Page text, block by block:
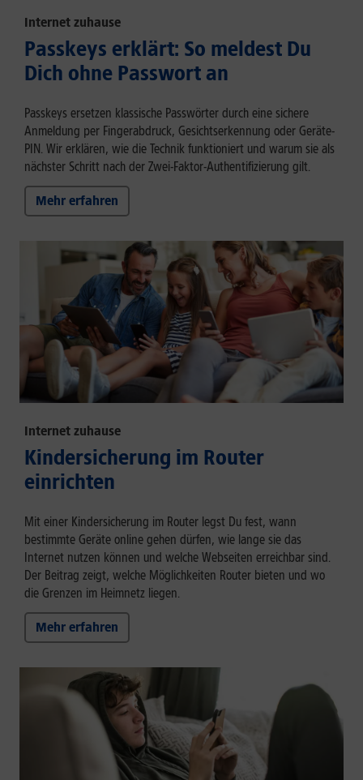
Internet zuhause
Passkeys erklärt: So meldest Du
Dich ohne Passwort an
Passkeys ersetzen klassische Passwörter durch eine sichere
Anmeldung per Fingerabdruck, Gesichtserkennung oder Geräte-
PIN. Wir erklären, wie die Technik funktioniert und warum sie als
nächster Schritt nach der Zwei-Faktor-Authentifizierung gilt.
Mehr erfahren
Internet zuhause
Kindersicherung im Router
einrichten
Mit einer Kindersicherung im Router legst Du fest, wann
bestimmte Geräte online gehen dürfen, wie lange sie das
Internet nutzen können und welche Webseiten erreichbar sind.
Der Beitrag zeigt, welche Möglichkeiten Router bieten und wo
die Grenzen im Heimnetz liegen.
Mehr erfahren